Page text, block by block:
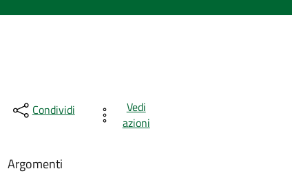
Condividi
Vedi
azioni
Argomenti